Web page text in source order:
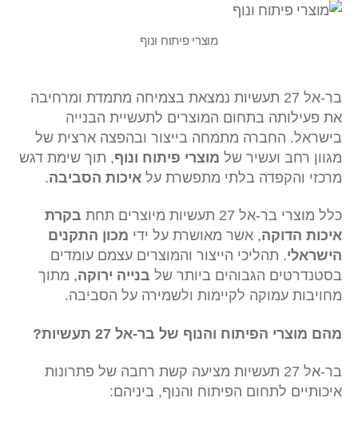
מוצרי פיתוח ונוף
בר-אל 27 תעשיות נמצאת בצמיחה מתמדת ומרחיבה
את פעילותה בתחום המוצרים לתעשיית הבנייה
בישראל. החברה מתמחה בייצור ובהפצה ארצית של
מגוון רחב ועשיר של מוצרי פיתוח ונוף, תוך שימת דגש
מרכזי והקפדה בלתי מתפשרת על איכות הסביבה.
כלל מוצרי בר-אל 27 תעשיות מיוצרים תחת
בקרת
איכות הדוקה, אשר מאושרת על ידי מכון התקנים
הישראלי. תהליכי הייצור והמוצרים עצמם עומדים
בסטנדרטים הגבוהים ביותר של בנייה ירוקה, מתוך
מחויבות עמוקה לקיימות ולשמירה על הסביבה.
מהם מוצרי הפיתוח והנוף של בר-אל 27 תעשיות?
בר-אל 27 תעשיות מציעה קשת רחבה של פתרונות
איכותיים לתחום הפיתוח והנוף, ביניהם: